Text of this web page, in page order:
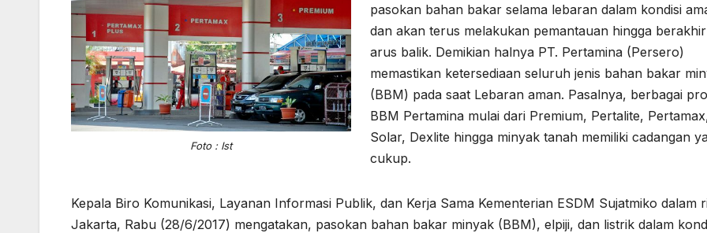
Foto : Ist
pasokan bahan bakar selama lebaran dalam kondisi
dan akan terus melakukan pemantauan hingga
arus balik. Demikian halnya PT. Pertamina (Persero)
memastikan ketersediaan seluruh jenis bahan bakar
(BBM) pada saat Lebaran aman. Pasalnya, berbagai
BBM Pertamina mulai dari Premium, Pertalite,
Solar, Dexlite hingga minyak tanah memiliki cadangan
cukup.
Kepala Biro Komunikasi, Layanan Informasi Publik, dan Kerja Sama Kementerian ESDM Sujatmiko dalam
Jakarta, Rabu (28/6/2017) mengatakan, pasokan bahan bakar minyak (BBM), elpiji, dan listrik dalam